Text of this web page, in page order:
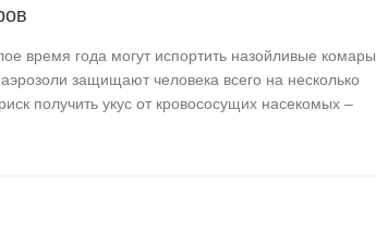
время года могут испортить назойливые комары.
защищают человека всего на несколько
получить укус от кровососущих насекомых –